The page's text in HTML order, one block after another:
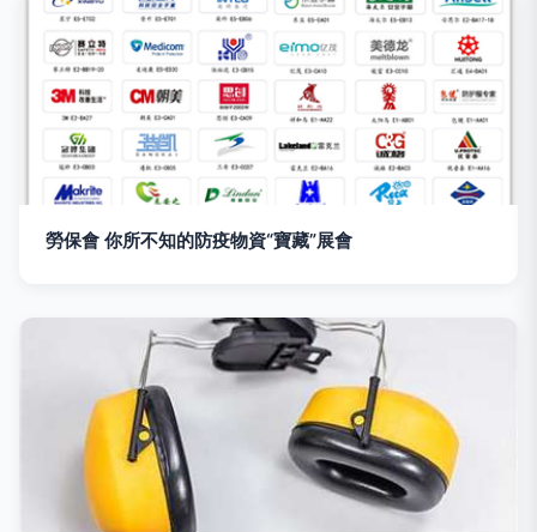
勞保會 你所不知的防疫物資“寶藏”展會